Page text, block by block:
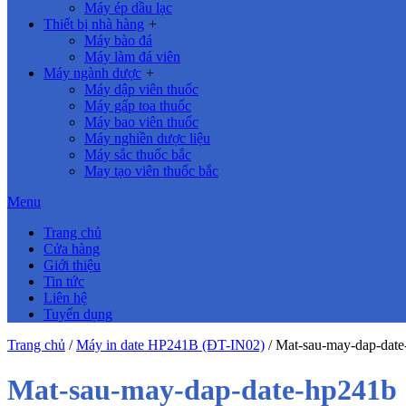
Máy ép dầu lạc
Thiết bị nhà hàng +
Máy bào đá
Máy làm đá viên
Máy ngành dược +
Máy dập viên thuốc
Máy gấp toa thuốc
Máy bao viên thuốc
Máy nghiền dược liệu
Máy sắc thuốc bắc
May tạo viên thuốc bắc
Menu
Trang chủ
Cửa hàng
Giới thiệu
Tin tức
Liên hệ
Tuyển dụng
Trang chủ /Máy in date HP241B (ĐT-IN02) /Mat-sau-may-dap-
Mat-sau-may-dap-date-hp241b